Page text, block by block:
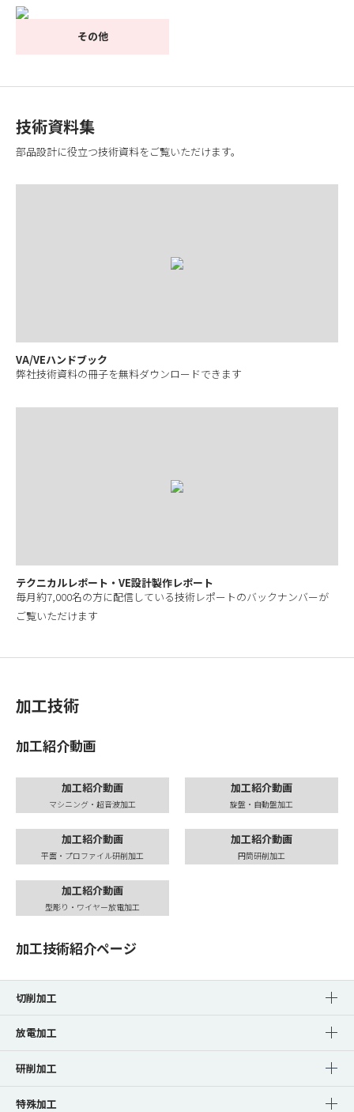
その他
技術資料集
部品設計に役立つ技術資料をご覧いただけます。
VA/VEハンドブック
弊社技術資料の冊子を無料ダウンロードできます
テクニカルレポート・VE設計製作レポート
毎月約7,000名の方に配信している技術レポートのバックナンバーが
ご覧いただけます
加工技術
加工紹介動画
加工紹介動画
マシニング・超音波加工
加工紹介動画
旋盤・自動盤加工
加工紹介動画
平面・プロファイル研削加工
加工紹介動画
円筒研削加工
加工紹介動画
型彫り・ワイヤー放電加工
加工技術紹介ページ
切削加工
放電加工
研削加工
特殊加工